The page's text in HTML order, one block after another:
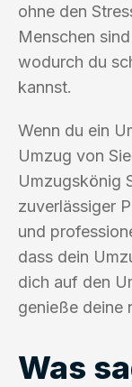
ohne den
Menschen
wodurch du
kannst.
Wenn du ein
Umzug von
Umzugskönig
zuverlässiger
und
dass dein
dich auf den
genieße deine
Was